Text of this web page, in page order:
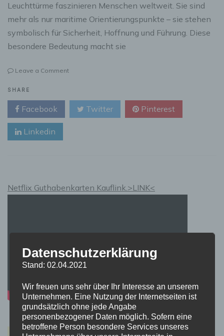
Leuchttürme faszinieren Menschen weltweit. Sie sind
mehr als nur maritime Orientierungspunkte – sie stehen
symbolisch für Sicherheit, Hoffnung und Führung. Diese
besondere Bedeutung macht sie
Leave a Commenton
Leuchttürmen:
Kreative
Präsente
SHARE
Facebook Twitter Pinterest
Linkedin
Netflix Guthabenkarten Kauflink.>LINK<
Datenschutzerklärung
Stand: 02.04.2021
Wir freuen uns sehr über Ihr Interesse an unserem
Unternehmen. Eine Nutzung der Internetseiten ist
grundsätzlich ohne jede Angabe
personenbezogener Daten möglich. Sofern eine
betroffene Person besondere Services unseres